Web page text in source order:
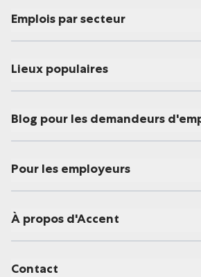
Emplois par secteur
Lieux populaires
Blog pour les demandeurs
Pour les employeurs
À propos d'Accent
Contact